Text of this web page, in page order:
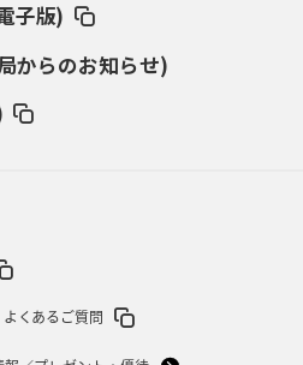
子版)
からのお知らせ)
くあるご質問